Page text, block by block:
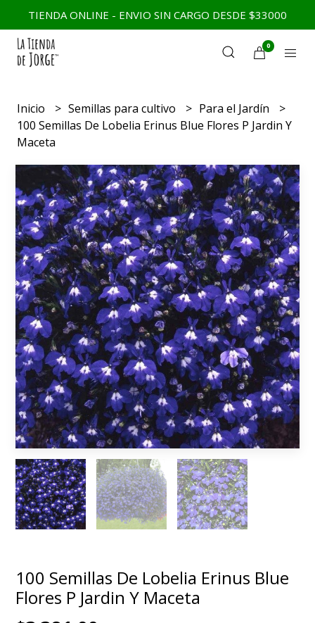
TIENDA ONLINE - ENVIO SIN CARGO DESDE $33000
0
Inicio Semillas para cultivo
Para el Jardín
100 Semillas De Lobelia Erinus Blue Flores P Jardin Y
Maceta
100 Semillas De Lobelia Erinus Blue
Flores P Jardin Y Maceta